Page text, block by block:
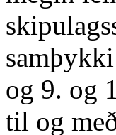
og 9. og
til og